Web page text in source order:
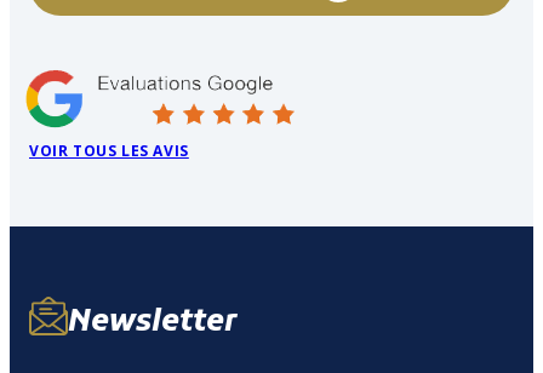
VOIR TOUS LES AVIS
Newsletter